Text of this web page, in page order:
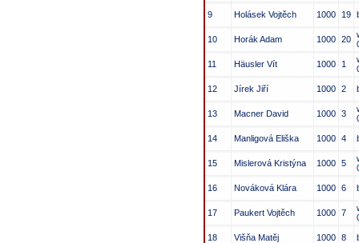
9 Holásek Vojtěch 1000 19
10 Horák Adam 1000 20
11 Häusler Vít 1000 1
12 Jírek Jiří 1000 2
13 Macner David 1000 3
14 Manligová Eliška 1000 4
15 Mislerová Kristýna 1000 5
16 Nováková Klára 1000 6
17 Paukert Vojtěch 1000 7
18 Višňa Matěj 1000 8